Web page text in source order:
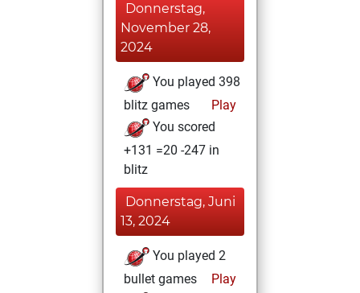
Donnerstag,
November 28,
2024
You played 398
blitz games
Play
You scored
+131 =20 -247 in
blitz
Donnerstag, Juni
13, 2024
You played 2
bullet games
Play